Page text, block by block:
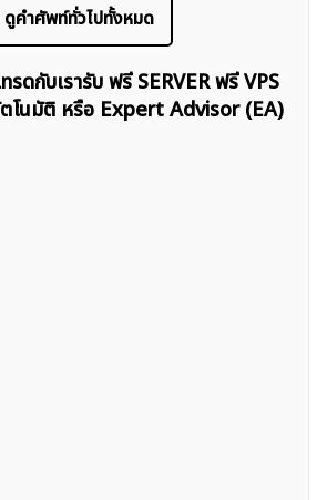
ดูคำศัพท์ทั่วไปทั้งหมด
ดกับเรารับ ฟรี SERVER ฟรี VPS
ตโนมัติ หรือ Expert Advisor (EA)